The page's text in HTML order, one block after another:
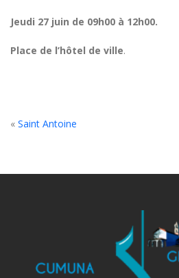
Jeudi 27 juin de 09h00 à 12h00.
Place de l’hôtel de ville.
« Saint Antoine